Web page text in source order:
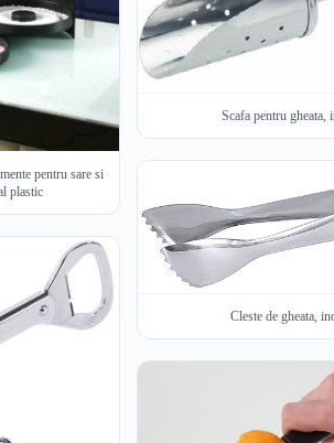
pentru sare si
plastic
Scafa pentru gheata,
Cleste de gheata,